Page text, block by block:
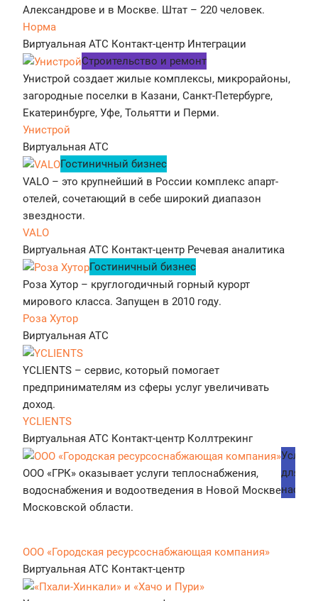
Александрове и в Москве. Штат – 220 человек.
Норма
Виртуальная АТС Контакт-центр Интеграции
Строительство и ремонт
Унистрой создает жилые комплексы, микрорайоны,
загородные поселки в Казани, Санкт-Петербурге,
Екатеринбурге, Уфе, Тольятти и Перми.
Унистрой
Виртуальная АТС
Гостиничный бизнес
VALO – это крупнейший в России комплекс апарт-
отелей, сочетающий в себе широкий диапазон
звездности.
VALO
Виртуальная АТС Контакт-центр Речевая аналитика
Гостиничный бизнес
Роза Хутор – круглогодичный горный курорт
мирового класса. Запущен в 2010 году.
Роза Хутор
Виртуальная АТС
YCLIENTS – сервис, который помогает
предпринимателям из сферы услуг увеличивать
доход.
YCLIENTS
Виртуальная АТС Контакт-центр Коллтрекинг
Услуги
для
ООО «ГРК» оказывает услуги теплоснабжения,
водоснабжения и водоотведения в Новой Москве и
Московской области.
ООО «Городская ресурсоснабжающая компания»
Виртуальная АТС Контакт-центр